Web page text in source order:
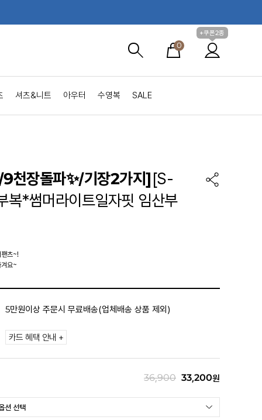
0
+쿠폰2종
셔츠&니트 아우터 수영복 SALE
천장돌파✨/기장2가지][S-
복*썸머라이트일자핏 임산부
팬츠~!
요~
5만원이상 주문시 무료배송(업체배송 상품 제외)
카드 혜택 안내 +
36,900 33,200원